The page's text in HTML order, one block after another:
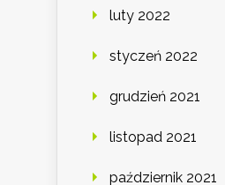
luty 2022
styczeń 2022
grudzień 2021
listopad 2021
październik 2021